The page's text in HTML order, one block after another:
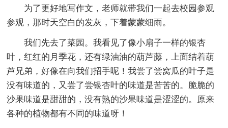
为了更好地写作文，老师就带我们一起去校园参观
参观，那时天空白的发灰，下着蒙蒙细雨。
我们先去了菜园。我看见了像小扇子一样的银杏
叶，红红的月季花，还有绿油油的葫芦藤，上面结着葫
芦兄弟，好像在向我们招手呢！我尝了尝窝瓜的叶子是
没有味道的，又尝了尝银杏叶的味道是苦苦的。脆脆的
沙果味道是甜甜的，没有熟的沙果味道是涩涩的。原来
各种的植物都有不同的味道呀！